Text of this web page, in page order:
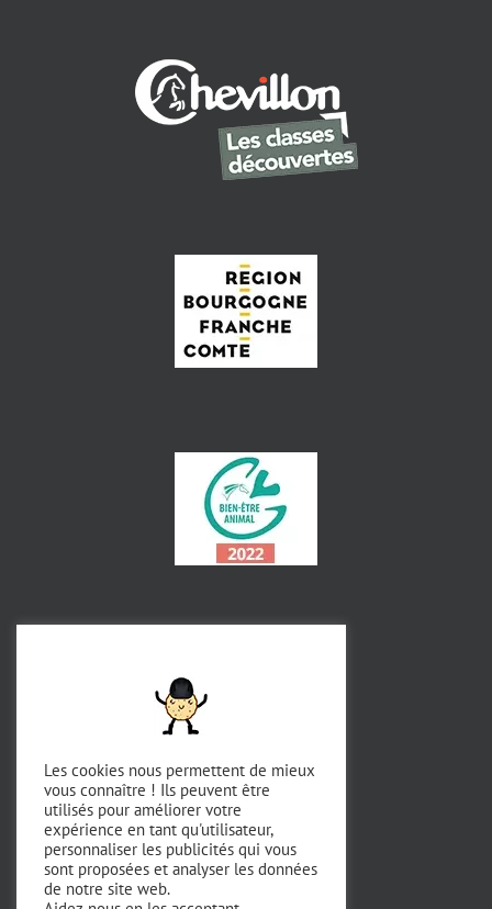
Les cookies nous permettent de mieux
vous connaître ! Ils peuvent être
utilisés pour améliorer votre
expérience en tant qu'utilisateur,
personnaliser les publicités qui vous
sont proposées et analyser les données
de notre site web.